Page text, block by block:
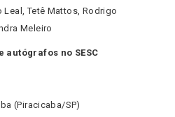
Tetê Mattos, Rodrigo
Meleiro
autógrafos no SESC
(Piracicaba/SP)